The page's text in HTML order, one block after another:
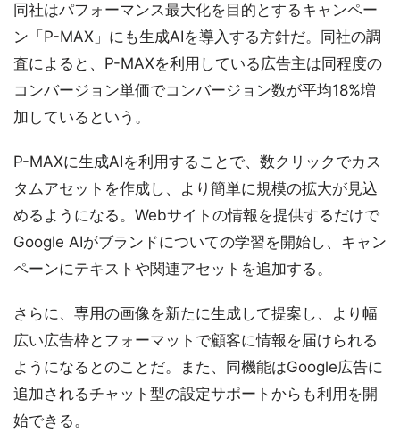
同社はパフォーマンス最大化を目的とするキャンペー
ン「P-MAX」にも生成AIを導入する方針だ。同社の調
査によると、P-MAXを利用している広告主は同程度の
コンバージョン単価でコンバージョン数が平均18%増
加しているという。
P-MAXに生成AIを利用することで、数クリックでカス
タムアセットを作成し、より簡単に規模の拡大が見込
めるようになる。Webサイトの情報を提供するだけで
Google AIがブランドについての学習を開始し、キャン
ペーンにテキストや関連アセットを追加する。
さらに、専用の画像を新たに生成して提案し、より幅
広い広告枠とフォーマットで顧客に情報を届けられる
ようになるとのことだ。また、同機能はGoogle広告に
追加されるチャット型の設定サポートからも利用を開
始できる。